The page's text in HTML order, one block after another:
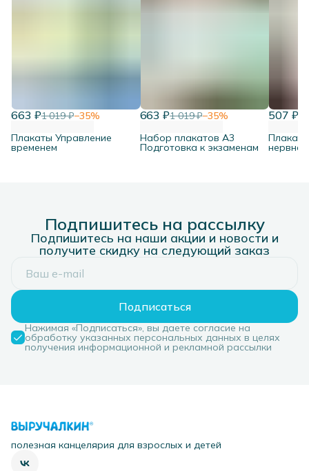
663 ₽1 019 ₽−35%
Плакаты Управление
временем
663 ₽1 019 ₽−35%
Набор плакатов А3
Подготовка к экзаменам
507 ₽
Плакат
Подпишитесь на рассылку
Подпишитесь на наши акции и новости и
получите скидку на следующий заказ
Подписаться
Нажимая «Подписаться», вы даете согласие на
обработку указанных персональных данных в целях
получения информационной и рекламной рассылки
полезная канцелярия для взрослых и детей